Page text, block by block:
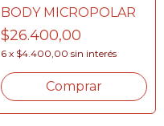
BODY MICROPOLAR
$26.400,00
6 x $4.400,00 sin interés
Comprar